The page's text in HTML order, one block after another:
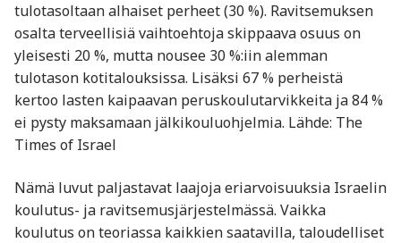
tulotasoltaan alhaiset perheet (30 %). Ravitsemuksen
osalta terveellisiä vaihtoehtoja skippaava osuus on
yleisesti 20 %, mutta nousee 30 %:iin alemman
tulotason kotitalouksissa. Lisäksi 67 % perheistä
kertoo lasten kaipaavan peruskoulutarvikkeita ja 84 %
ei pysty maksamaan jälkikouluohjelmia. Lähde: The
Times of Israel
Nämä luvut paljastavat laajoja eriarvoisuuksia Israelin
koulutus- ja ravitsemusjärjestelmässä. Vaikka
koulutus on teoriassa kaikkien saatavilla, taloudelliset